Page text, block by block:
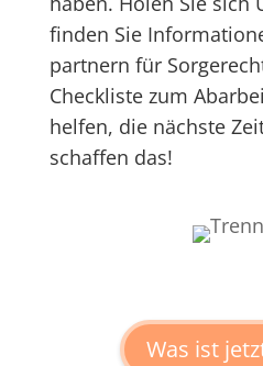
finden Sie
partnern für
Check­liste zum
helfen, die nächste
schaffen das!
Was ist